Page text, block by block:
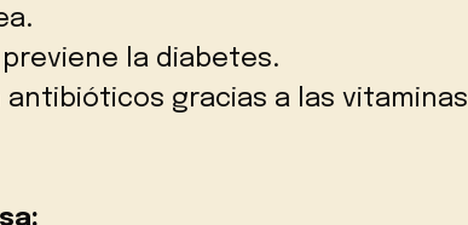
la diabetes.
gracias a las vitaminas